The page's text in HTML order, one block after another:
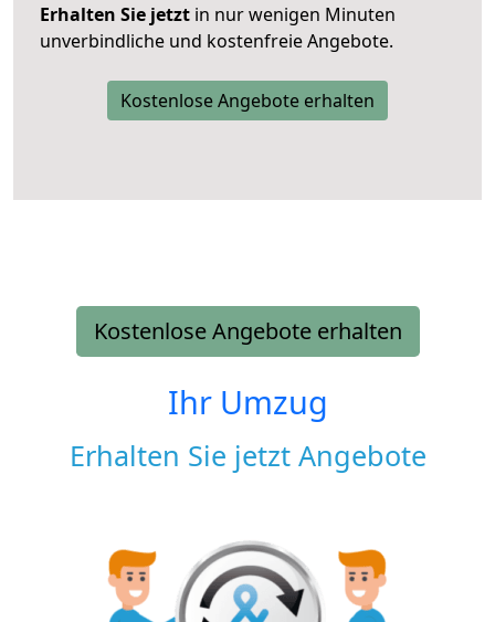
Erhalten Sie jetzt in nur wenigen Minuten
unverbindliche und kostenfreie Angebote.
Kostenlose Angebote erhalten
Kostenlose Angebote erhalten
Ihr Umzug
Erhalten Sie jetzt Angebote